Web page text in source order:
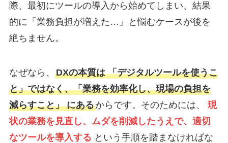
際、最初にツールの導入から始めてしまい、結果
的に「業務負担が増えた…」と悩むケースが後を
絶ちません。
なぜなら、 DXの本質は 「デジタルツールを使うこ
と」ではなく、「業務を効率化し、現場の負担を
減らすこと」 にあるからです。そのためには、 現
状の業務を見直し、ムダを削減したうえで、適切
なツールを導入する という手順を踏まなければな